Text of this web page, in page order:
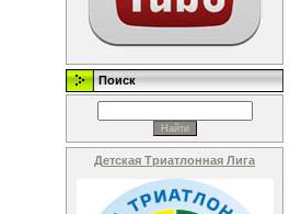
Поиск
Детская Триатлонная Лига